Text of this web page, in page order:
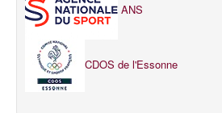
ANS
CDOS de l'Essonne